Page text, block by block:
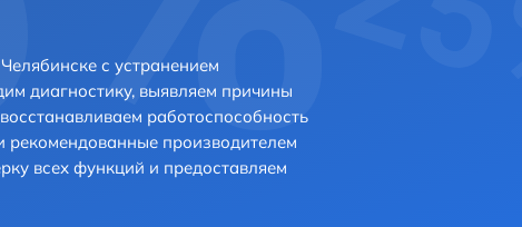
с устранением
диагностику, выявляем причины
работоспособность
рекомендованные производителем
всех функций и предоставляем